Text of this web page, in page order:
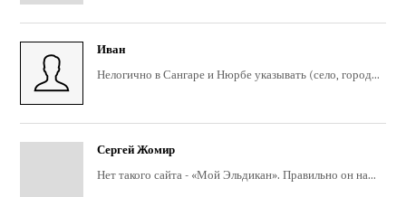
Иван
Нелогично в Сангаре и Нюрбе указывать (село, город...
Сергей Жомир
Нет такого сайта - «Мой Эльдикан». Правильно он на...